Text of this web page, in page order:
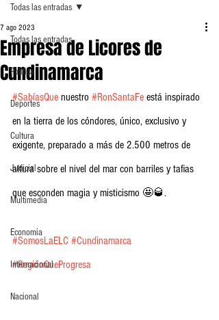
Todas las entradas
Política
Deportes
Cultura
Judicial
Multimedia
Economia
Internacional
Nacional
Todas las entradas
Empresa de Licores de
Cundinamarca
7 ago 2023
#SabíasQue nuestro #RonSantaFe está inspirado
en la tierra de los cóndores, único, exclusivo y
exigente, preparado a más de 2.500 metros de
altura sobre el nivel del mar con barriles y tafias
que esconden magia y misticismo 🤩🥃.
#SomosLaELC #Cundinamarca
#RegiónQueProgresa